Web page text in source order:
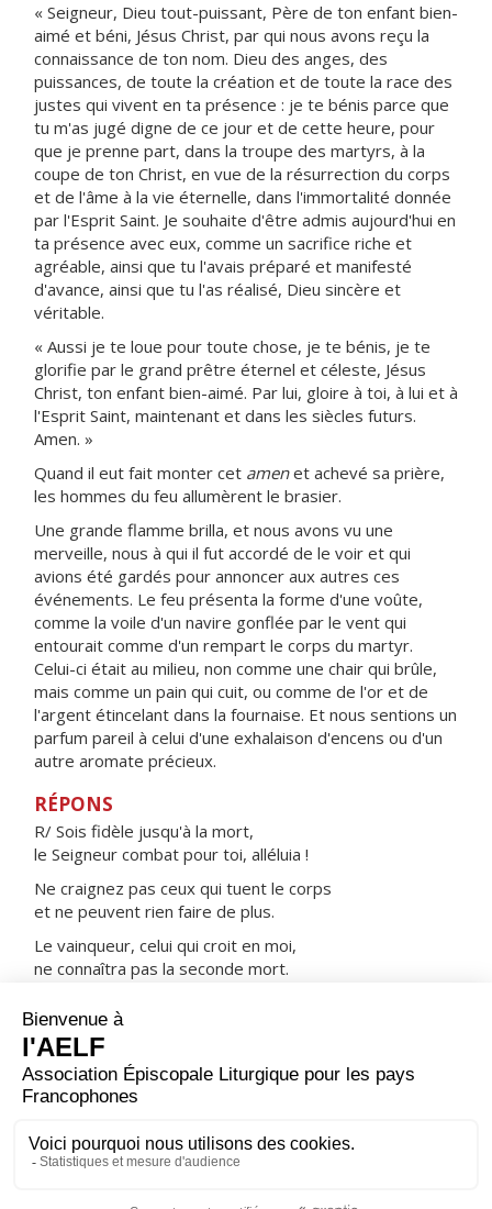
« Seigneur, Dieu tout-puissant, Père de ton enfant bien-
aimé et béni, Jésus Christ, par qui nous avons reçu la
connaissance de ton nom. Dieu des anges, des
puissances, de toute la création et de toute la race des
justes qui vivent en ta présence : je te bénis parce que
tu m'as jugé digne de ce jour et de cette heure, pour
que je prenne part, dans la troupe des martyrs, à la
coupe de ton Christ, en vue de la résurrection du corps
et de l'âme à la vie éternelle, dans l'immortalité donnée
par l'Esprit Saint. Je souhaite d'être admis aujourd'hui en
ta présence avec eux, comme un sacrifice riche et
agréable, ainsi que tu l'avais préparé et manifesté
d'avance, ainsi que tu l'as réalisé, Dieu sincère et
véritable.
« Aussi je te loue pour toute chose, je te bénis, je te
glorifie par le grand prêtre éternel et céleste, Jésus
Christ, ton enfant bien-aimé. Par lui, gloire à toi, à lui et à
l'Esprit Saint, maintenant et dans les siècles futurs.
Amen. »
Quand il eut fait monter cet amenet achevé sa prière,
les hommes du feu allumèrent le brasier.
Une grande flamme brilla, et nous avons vu une
merveille, nous à qui il fut accordé de le voir et qui
avions été gardés pour annoncer aux autres ces
événements. Le feu présenta la forme d'une voûte,
comme la voile d'un navire gonflée par le vent qui
entourait comme d'un rempart le corps du martyr.
Celui-ci était au milieu, non comme une chair qui brûle,
mais comme un pain qui cuit, ou comme de l'or et de
l'argent étincelant dans la fournaise. Et nous sentions un
parfum pareil à celui d'une exhalaison d'encens ou d'un
autre aromate précieux.
RÉPONS
R/ Sois fidèle jusqu'à la mort,
le Seigneur combat pour toi, alléluia !
Ne craignez pas ceux qui tuent le corps
et ne peuvent rien faire de plus.
Le vainqueur, celui qui croit en moi,
ne connaîtra pas la seconde mort.
espère en Dieu.
ORAISON
Dieu de toute la création, tu as voulu que l'évêque saint
nous, à sa prière, de prendre part comme lui à la coupe
du Christ, pour ressusciter à la vie éternelle.